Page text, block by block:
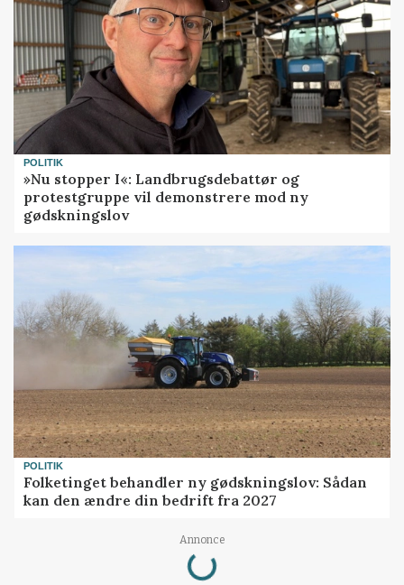
POLITIK
»Nu stopper I«: Landbrugsdebattør og
protestgruppe vil demonstrere mod ny
gødskningslov
POLITIK
Folketinget behandler ny gødskningslov: Sådan
kan den ændre din bedrift fra 2027
Annonce
Loading...